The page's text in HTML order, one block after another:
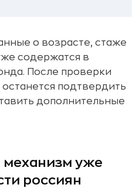
о возрасте, стаже
содержатся в
После проверки
подтвердить
дополнительные
механизм уже
россиян